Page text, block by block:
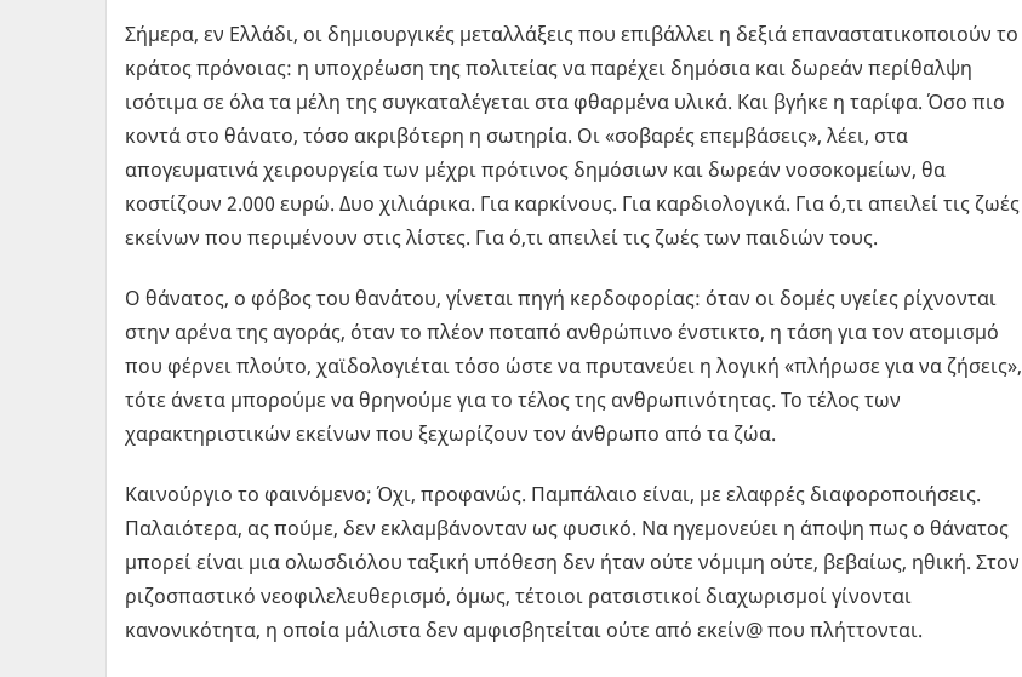
Σήμερα, εν Ελλάδι, οι δημιουργικές μεταλλάξεις που επιβάλλει η δεξιά επαναστατικοποιούν το
κράτος πρόνοιας: η υποχρέωση της πολιτείας να παρέχει δημόσια και δωρεάν περίθαλψη
ισότιμα σε όλα τα μέλη της συγκαταλέγεται στα φθαρμένα υλικά. Και βγήκε η ταρίφα. Όσο πιο
κοντά στο θάνατο, τόσο ακριβότερη η σωτηρία. Οι «σοβαρές επεμβάσεις», λέει, στα
απογευματινά χειρουργεία των μέχρι πρότινος δημόσιων και δωρεάν νοσοκομείων, θα
κοστίζουν 2.000 ευρώ. Δυο χιλιάρικα. Για καρκίνους. Για καρδιολογικά. Για ό,τι απειλεί τις ζωές
εκείνων που περιμένουν στις λίστες. Για ό,τι απειλεί τις ζωές των παιδιών τους.
Ο θάνατος, ο φόβος του θανάτου, γίνεται πηγή κερδοφορίας: όταν οι δομές υγείες ρίχνονται
στην αρένα της αγοράς, όταν το πλέον ποταπό ανθρώπινο ένστικτο, η τάση για τον ατομισμό
που φέρνει πλούτο, χαϊδολογιέται τόσο ώστε να πρυτανεύει η λογική «πλήρωσε για να ζήσεις»,
τότε άνετα μπορούμε να θρηνούμε για το τέλος της ανθρωπινότητας. Το τέλος των
χαρακτηριστικών εκείνων που ξεχωρίζουν τον άνθρωπο από τα ζώα.
Καινούργιο το φαινόμενο; Όχι, προφανώς. Παμπάλαιο είναι, με ελαφρές διαφοροποιήσεις.
Παλαιότερα, ας πούμε, δεν εκλαμβάνονταν ως φυσικό. Να ηγεμονεύει η άποψη πως ο θάνατος
μπορεί είναι μια ολωσδιόλου ταξική υπόθεση δεν ήταν ούτε νόμιμη ούτε, βεβαίως, ηθική. Στον
ριζοσπαστικό νεοφιλελευθερισμό, όμως, τέτοιοι ρατσιστικοί διαχωρισμοί γίνονται
κανονικότητα, η οποία μάλιστα δεν αμφισβητείται ούτε από εκείν@ που πλήττονται.